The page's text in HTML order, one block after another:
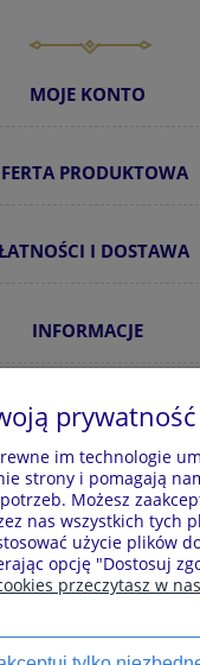
MOJE KONTO
PRODUKTOWA
I DOSTAWA
INFORMACJE
O NAS
Kraina Piżam | Plac
E-mail:
6551814701 |
prywatność
im technologie
strony i pomagają
Możesz
nas wszystkich tych
użycie plików
opcję "Dostosuj
przeczytasz w